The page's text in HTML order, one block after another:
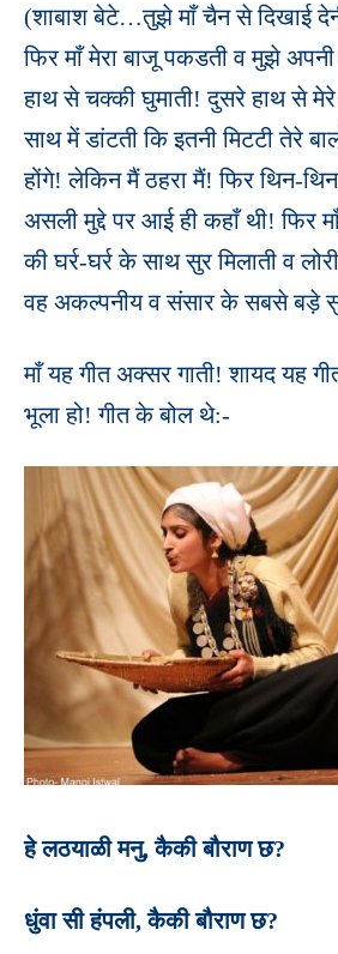
(शाबाश बेटे…तुझे माँ चैन से दिखाई
फिर माँ मेरा बाजू पकडती व मुझे
हाथ से चक्की घुमाती! दुसरे हाथ से मेरे
साथ में डांटती कि इतनी मिटटी तेरे
होंगे! लेकिन मैं ठहरा मैं! फिर थिन-
असली मुद्दे पर आई ही कहाँ थी! फिर
की घर्र-घर्र के साथ सुर मिलाती व
वह अकल्पनीय व संसार के सबसे बड़े
माँ यह गीत अक्सर गाती! शायद यह
भूला हो! गीत के बोल थे:-
हे लठयाळी मनु, कैकी बौराण छ?
धुंवा सी हंपली, कैकी बौराण छ?